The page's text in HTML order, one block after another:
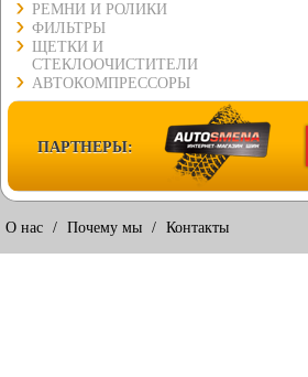
РЕМНИ И РОЛИКИ
ФИЛЬТРЫ
ЩЕТКИ И
СТЕКЛООЧИСТИТЕЛИ
АВТОКОМПРЕССОРЫ
ПАРТНЕРЫ:
О нас / Почему мы / Контакты